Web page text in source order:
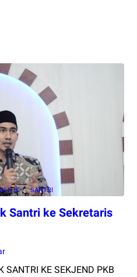
SANTRI
Santri ke Sekretaris
SANTRI KE SEKJEND PKB